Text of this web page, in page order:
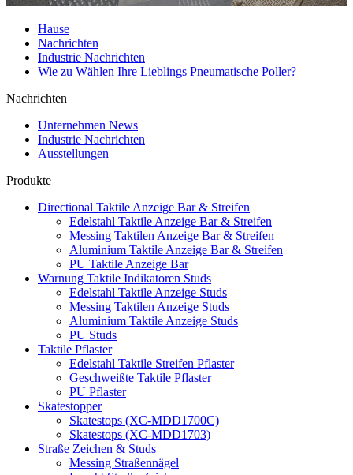
Hause
Nachrichten
Industrie Nachrichten
Wie zu Wählen Ihre Lieblings Pneumatische Poller?
Nachrichten
Unternehmen News
Industrie Nachrichten
Ausstellungen
Produkte
Directional Taktile Anzeige Bar & Streifen
Edelstahl Taktile Anzeige Bar & Streifen
Messing Taktilen Anzeige Bar & Streifen
Aluminium Taktile Anzeige Bar & Streifen
PU Taktile Anzeige Bar
Warnung Taktile Indikatoren Studs
Edelstahl Taktile Anzeige Studs
Messing Taktilen Anzeige Studs
Aluminium Taktile Anzeige Studs
PU Studs
Taktile Pflaster
Edelstahl Taktile Streifen Pflaster
Geschweißte Taktile Pflaster
PU Pflaster
Skatestopper
Skatestops (XC-MDD1700C)
Skatestops (XC-MDD1703)
Straße Zeichen & Studs
Messing Straßennägel